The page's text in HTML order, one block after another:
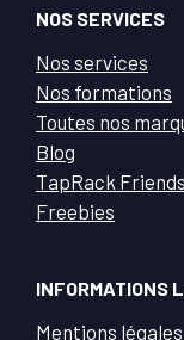
NOS SERVICES
Nos services
Nos formations
Toutes nos
Blog
TapRack Friends
Freebies
INFORMATIONS
Mentions légales